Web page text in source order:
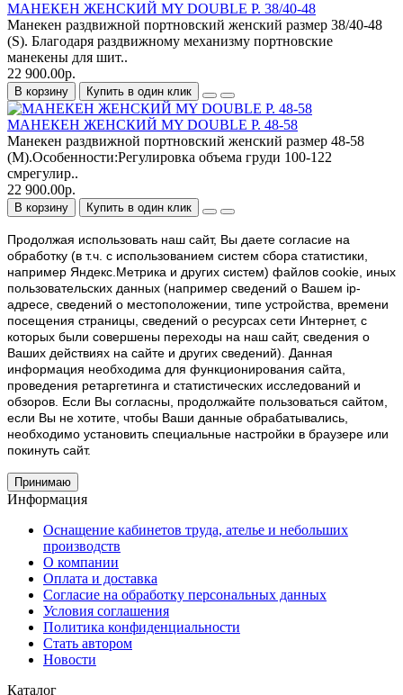
МАНЕКЕН ЖЕНСКИЙ MY DOUBLE Р. 38/40-48
Манекен раздвижной портновский женский размер 38/40-48
(S). Благодаря раздвижному механизму портновские
манекены для шит..
22 900.00р.
В корзину Купить в один клик
МАНЕКЕН ЖЕНСКИЙ MY DOUBLE Р. 48-58
Манекен раздвижной портновский женский размер 48-58
(M).Особенности:Регулировка объема груди 100-122
смрегулир..
22 900.00р.
В корзину Купить в один клик
Продолжая использовать наш cайт, Вы даете согласие на
обработку (в т.ч. с использованием систем сбора статистики,
например Яндекс.Метрика и других систем) файлов cookie, иных
пользовательских данных (например сведений о Вашем ip-
адресе, сведений о местоположении, типе устройства, времени
посещения страницы, сведений о ресурсах сети Интернет, с
которых были совершены переходы на наш сайт, сведения о
Ваших действиях на сайте и других сведений). Данная
информация необходима для функционирования сайта,
проведения ретаргетинга и статистических исследований и
обзоров. Если Вы согласны, продолжайте пользоваться сайтом,
если Вы не хотите, чтобы Ваши данные обрабатывались,
необходимо установить специальные настройки в браузере или
покинуть сайт.
Принимаю
Информация
Оснащение кабинетов труда, ателье и небольших
производств
О компании
Оплата и доставка
Согласие на обработку персональных данных
Условия соглашения
Политика конфиденциальности
Стать автором
Новости
Каталог